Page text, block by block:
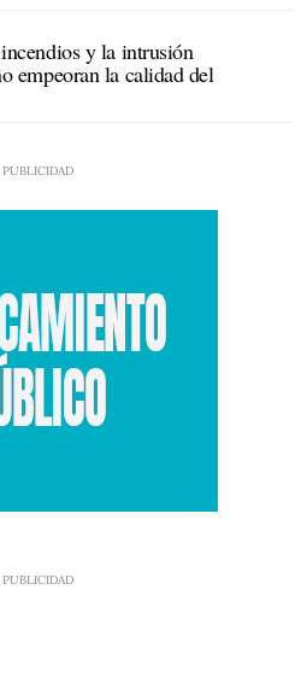
y la intrusión
empeoran la calidad del